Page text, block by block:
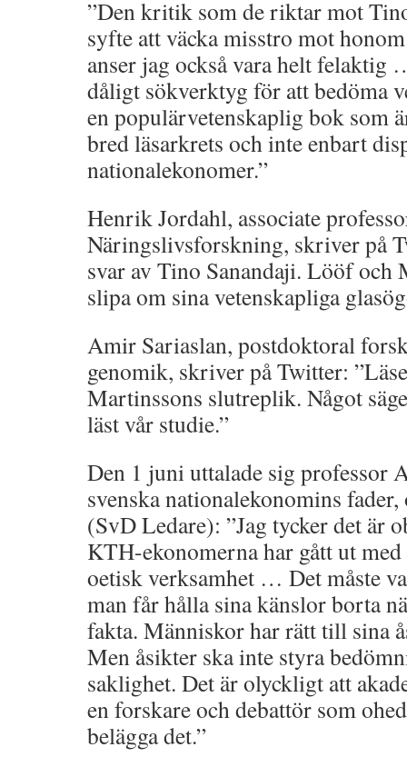
”Den kritik som de riktar mot
syfte att väcka misstro mot
anser jag också vara helt felaktig
dåligt sökverktyg för att bedöma
en populärvetenskaplig bok som
bred läsarkrets och inte enbart
nationalekonomer.”
Henrik Jordahl, associate
Näringslivsforskning, skriver på
svar av Tino Sanandaji. Lööf och
slipa om sina vetenskapliga
Amir Sariaslan, postdoktoral
genomik, skriver på Twitter:
Martinssons slutreplik. Något
läst vår studie.”
Den 1 juni uttalade sig professor
svenska nationalekonomins
(SvD Ledare): ”Jag tycker det är
KTH-ekonomerna har gått ut med
oetisk verksamhet … Det måste
man får hålla sina känslor borta
fakta. Människor har rätt till sina
Men åsikter ska inte styra
saklighet. Det är olyckligt att
en forskare och debattör som
belägga det.”